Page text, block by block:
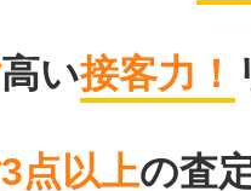
高い接客力！
3点以上の査